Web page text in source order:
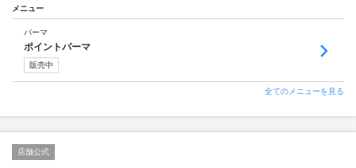
メニュー
パーマ
ポイントパーマ
販売中
全てのメニューを見る
店舗公式